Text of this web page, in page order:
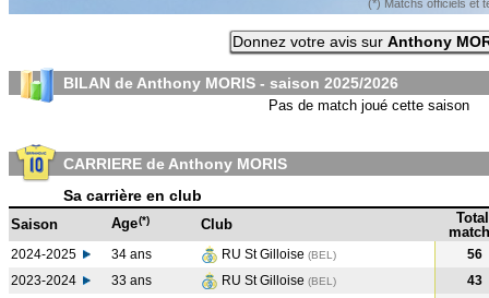
(*) Matchs officiels et
Donnez votre avis sur Anthony
BILAN de Anthony MORIS - saison 2025/2026
Pas de match joué cette saison
CARRIERE de Anthony MORIS
Sa carrière en club
Saison Age(*) Club
Total
2024-2025 34 ans RU St Gilloise (BEL )
56
2023-2024
33 ans RU St Gilloise (BEL )
43